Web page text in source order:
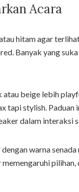
Acara
hitam agar
Banyak yang
atau beige lebih
tapi stylish. Paduan
dalam interaksi
warna senada
pilihan,